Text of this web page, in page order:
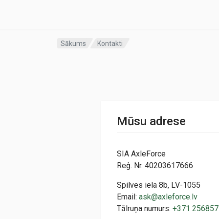
Sākums Kontakti
Mūsu adrese
SIA AxleForce
Reģ. Nr. 40203617666
Spilves iela 8b, LV-1055
Email: ask@axleforce.lv
Tālruņa numurs: +371